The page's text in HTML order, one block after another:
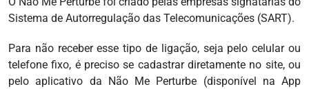
Sistema de Autorregulação das Telecomunicações (SART).
Para não receber esse tipo de ligação, seja pelo celular ou
telefone fixo, é preciso se cadastrar diretamente no site, ou
pelo aplicativo da Não Me Perturbe (disponível na App